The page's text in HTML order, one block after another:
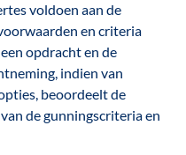
voldoen aan de
en criteria
opdracht en de
indien van
beoordeelt de
de gunningscriteria en